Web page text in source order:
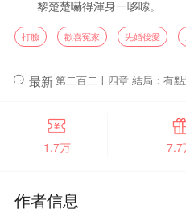
黎楚楚嚇得渾身一哆嗦。
她補藥被活埋呀！
她要抱緊反派的大腿！要對反派
當黎楚楚勇敢邁出當舔狗的第
黎楚楚對天發誓，自己保證老
上天入地，就沒有比她更老實
枉時挺身而出，力證他的清白。然
打臉 歡喜冤家 先婚後愛
最新第二百二十四章 結局：有
1.7万 7.7
作者信息